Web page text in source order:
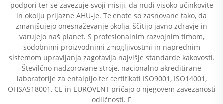
podpori ter se zavezuje svoji misiji, da nudi visoko učinkovite
in okolju prijazne AHU-je. Te enote so zasnovane tako, da
zmanjšujejo onesnaževanje okolja, ščitijo javno zdravje in
varujejo naš planet. S profesionalnim razvojnim timom,
sodobnimi proizvodnimi zmogljivostmi in naprednim
sistemom upravljanja zagotavlja najvišje standarde kakovosti.
Številčno nadzorovane stroje, nacionalno akreditirane
laboratorije za entalpijo ter certifikati ISO9001, ISO14001,
OHSAS18001, CE in EUROVENT pričajo o njegovem zavezanosti
odličnosti. F